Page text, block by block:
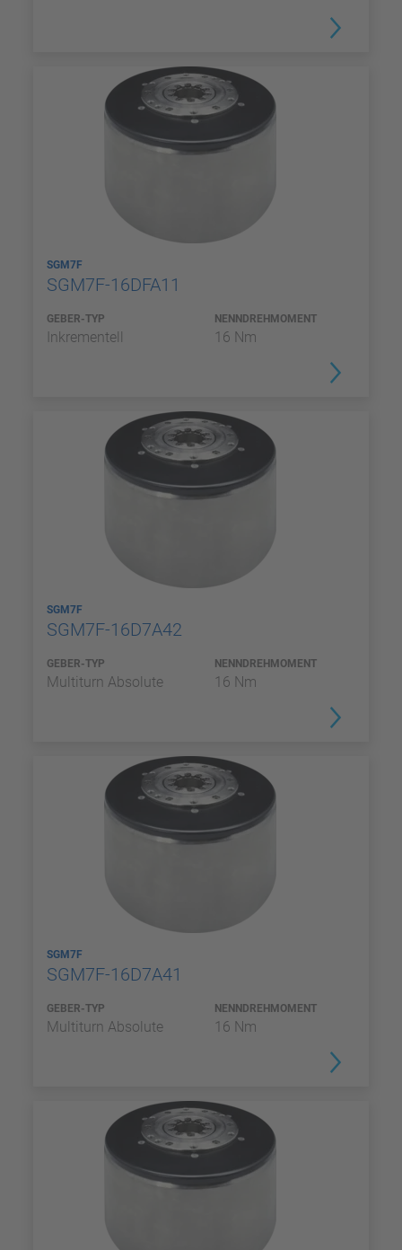
SGM7F
SGM7F-16DFA11
GEBER-TYP
Inkrementell
NENNDREHMOMENT
16 Nm
SGM7F
SGM7F-16D7A42
GEBER-TYP
Multiturn Absolute
NENNDREHMOMENT
16 Nm
SGM7F
SGM7F-16D7A41
GEBER-TYP
Multiturn Absolute
NENNDREHMOMENT
16 Nm